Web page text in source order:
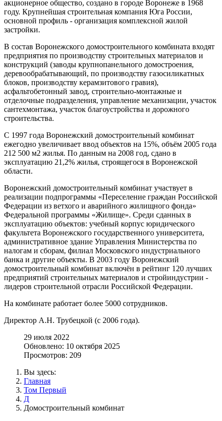
акционерное общество, создано в городе Воронеже в 1968
году. Крупнейшая строительная компания Юга России,
основной профиль - организация комплексной жилой
застройки.
В состав Воронежского домостроительного комбината входят
предприятия по производству строительных материалов и
конструкций (заводы крупнопанельного домостроения,
деревообрабатывающий, по производству газосиликатных
блоков, производству керамзитового гравия),
асфальтобетонный завод, строительно-монтажные и
отделочные подразделения, управление механизации, участок
сантехмонтажа, участок благоустройства и дорожного
строительства.
С 1997 года Воронежский домостроительный комбинат
ежегодно увеличивает ввод объектов на 15%, объём 2005 года
212 500 м2 жилья. По данным на 2008 год, сдано в
эксплуатацию 21,2% жилья, строящегося в Воронежской
области.
Воронежский домостроительный комбинат участвует в
реализации подпрограммы «Переселение граждан Российской
Федерации из ветхого и аварийного жилищного фонда»
Федеральной программы «Жилище». Среди сданных в
эксплуатацию объектов: учебный корпус юридического
факультета Воронежского государственного университета,
административное здание Управления Министерства по
налогам и сборам, филиал Московского индустриального
банка и другие объекты. В 2003 году Воронежский
домостроительный комбинат включён в рейтинг 120 лучших
предприятий строительных материалов и стройиндустрии -
лидеров строительной отрасли Российской Федерации.
На комбинате работает более 5000 сотрудников.
Директор А.Н. Трубецкой (с 2006 года).
29 июля 2022
Обновлено: 10 октября 2025
Просмотров: 209
Вы здесь:
Главная
Том Первый
Д
Домостроительный комбинат